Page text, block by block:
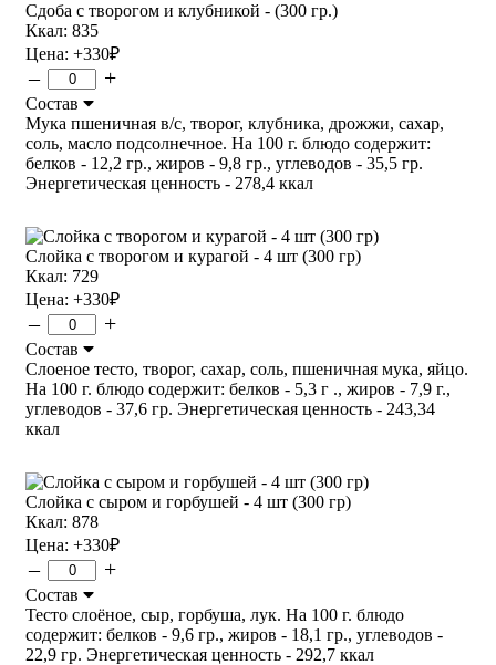
Сдоба с творогом и клубникой - (300 гр.)
Ккал: 835
Цена: +330₽
– +
Состав
Мука пшеничная в/с, творог, клубника, дрожжи, сахар,
соль, масло подсолнечное. На 100 г. блюдо содержит:
белков - 12,2 гр., жиров - 9,8 гр., углеводов - 35,5 гр.
Энергетическая ценность - 278,4 ккал
Слойка с творогом и курагой - 4 шт (300 гр)
Ккал: 729
Цена: +330₽
– +
Состав
Слоеное тесто, творог, сахар, соль, пшеничная мука, яйцо.
На 100 г. блюдо содержит: белков - 5,3 г ., жиров - 7,9 г.,
углеводов - 37,6 гр. Энергетическая ценность - 243,34
ккал
Слойка с сыром и горбушей - 4 шт (300 гр)
Ккал: 878
Цена: +330₽
– +
Состав
Тесто слоёное, сыр, горбуша, лук. На 100 г. блюдо
содержит: белков - 9,6 гр., жиров - 18,1 гр., углеводов -
22,9 гр. Энергетическая ценность - 292,7 ккал